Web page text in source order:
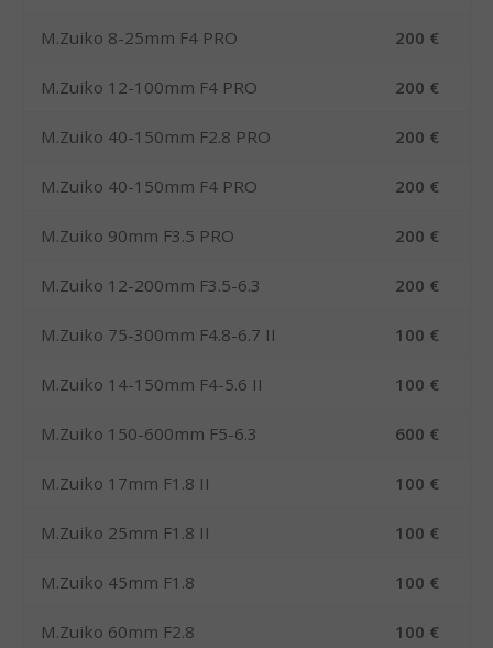
M.Zuiko 8-25mm F4 PRO 200 €
M.Zuiko 12-100mm F4 PRO 200 €
M.Zuiko 40-150mm F2.8 PRO 200 €
M.Zuiko 40-150mm F4 PRO 200 €
M.Zuiko 90mm F3.5 PRO 200 €
M.Zuiko 12-200mm F3.5-6.3 200 €
M.Zuiko 75-300mm F4.8-6.7 II 100 €
M.Zuiko 14-150mm F4-5.6 II 100 €
M.Zuiko 150-600mm F5-6.3 600 €
M.Zuiko 17mm F1.8 II 100 €
M.Zuiko 25mm F1.8 II 100 €
M.Zuiko 45mm F1.8 100 €
M.Zuiko 60mm F2.8 100 €